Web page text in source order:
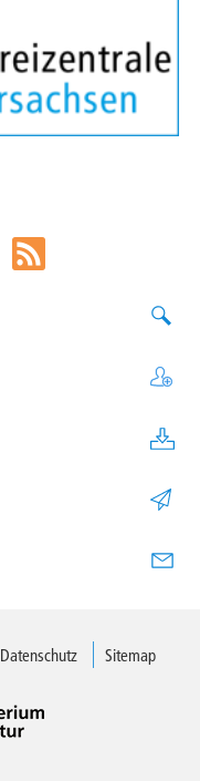
Datenschutz Sitemap